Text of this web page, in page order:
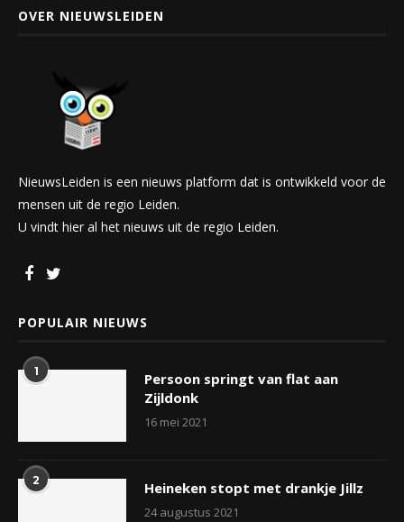
OVER NIEUWSLEIDEN
NieuwsLeiden is een nieuws platform dat is ontwikkeld voor de
mensen uit de regio Leiden.
U vindt hier al het nieuws uit de regio Leiden.
POPULAIR NIEUWS
1
Persoon springt van flat aan
Zijldonk
16 mei 2021
2 Heineken stopt met drankje Jillz
24 augustus 2021